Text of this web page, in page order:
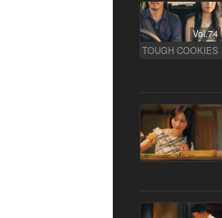
Vol.74
TOUGH COOKIES